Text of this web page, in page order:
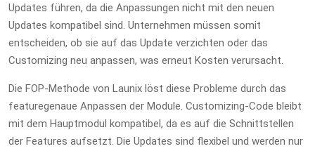
Updates führen, da die Anpassungen nicht mit den neuen
Updates kompatibel sind. Unternehmen müssen somit
entscheiden, ob sie auf das Update verzichten oder das
Customizing neu anpassen, was erneut Kosten verursacht.
Die FOP-Methode von Launix löst diese Probleme durch das
featuregenaue Anpassen der Module. Customizing-Code bleibt
mit dem Hauptmodul kompatibel, da es auf die Schnittstellen
der Features aufsetzt. Die Updates sind flexibel und werden nur